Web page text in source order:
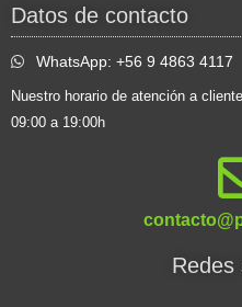
Datos de contacto
WhatsApp: +56 9 4863 4117
Nuestro horario de atención a
09:00 a 19:00h
Redes